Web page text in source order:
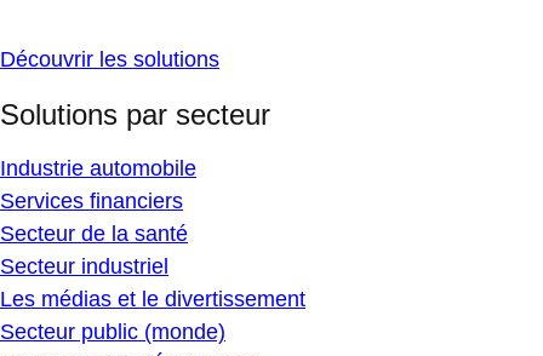
Découvrir les solutions
Solutions par secteur
Industrie automobile
Services financiers
Secteur de la santé
Secteur industriel
Les médias et le divertissement
Secteur public (monde)